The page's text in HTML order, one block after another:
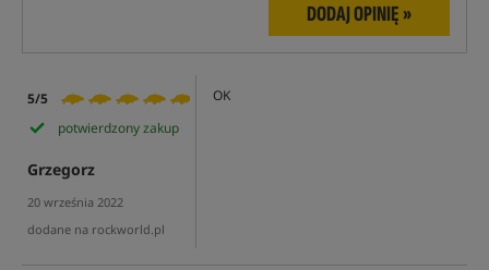
DODAJ OPINIĘ »
5/5
potwierdzony zakup
Grzegorz
20 września 2022
dodane na rockworld.pl
OK